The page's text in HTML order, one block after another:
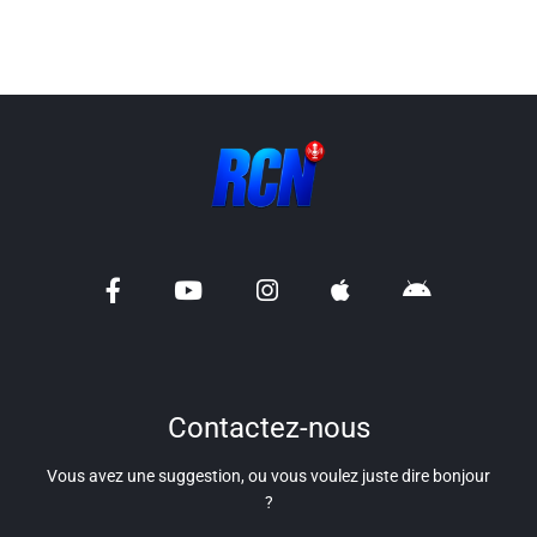
MEDIAS
Ecrire à RCN
Contactez-nous
Vous avez une suggestion, ou vous voulez juste dire bonjour
?